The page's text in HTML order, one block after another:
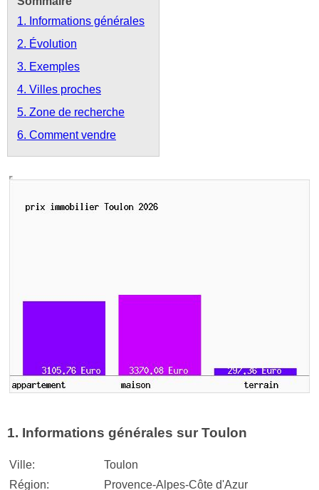
1. Informations générales
2. Évolution
3. Exemples
4. Villes proches
5. Zone de recherche
6. Comment vendre
1. Informations générales sur Toulon
Ville:
Toulon
Région:
Provence-Alpes-Côte d'Azur